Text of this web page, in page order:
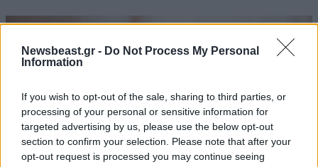
Newsbeast.gr - Do Not Process My Personal
Information
If you wish to opt-out of the sale, sharing to third parties, or
processing of your personal or sensitive information for
targeted advertising by us, please use the below opt-out
section to confirm your selection. Please note that after your
opt-out request is processed you may continue seeing